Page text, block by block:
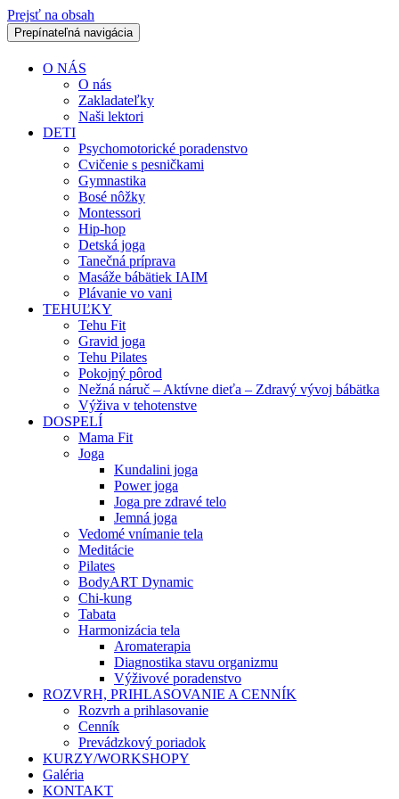
Prejsť na obsah
Prepínateľná navigácia
O NÁS
O nás
Zakladateľky
Naši lektori
DETI
Psychomotorické poradenstvo
Cvičenie s pesničkami
Gymnastika
Bosé nôžky
Montessori
Hip-hop
Detská joga
Tanečná príprava
Masáže bábätiek IAIM
Plávanie vo vani
TEHUĽKY
Tehu Fit
Gravid joga
Tehu Pilates
Pokojný pôrod
Nežná náruč – Aktívne dieťa – Zdravý vývoj bábätka
Výživa v tehotenstve
DOSPELÍ
Mama Fit
Joga
Kundalini joga
Power joga
Joga pre zdravé telo
Jemná joga
Vedomé vnímanie tela
Meditácie
Pilates
BodyART Dynamic
Chi-kung
Tabata
Harmonizácia tela
Aromaterapia
Diagnostika stavu organizmu
Výživové poradenstvo
ROZVRH, PRIHLASOVANIE A CENNÍK
Rozvrh a prihlasovanie
Cenník
Prevádzkový poriadok
KURZY/WORKSHOPY
Galéria
KONTAKT